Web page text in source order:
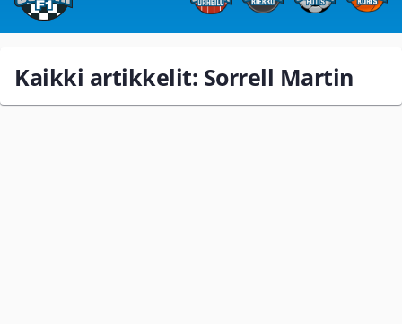
Kaikki artikkelit: Sorrell Martin